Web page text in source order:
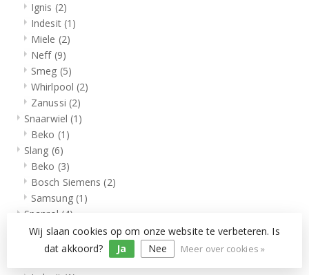
Ignis (2)
Indesit (1)
Miele (2)
Neff (9)
Smeg (5)
Whirlpool (2)
Zanussi (2)
Snaarwiel (1)
Beko (1)
Slang (6)
Beko (3)
Bosch Siemens (2)
Samsung (1)
Spanrol (4)
AEG(1)
Ariston(1)
(2)
Wij slaan cookies op om onze website te verbeteren. Is
dat akkoord?
Ja Nee Meer over cookies »